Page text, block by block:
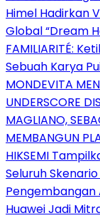
Himel Hadirkan
Global “Dream
FAMILIARITÉ:
Sebuah Karya
MONDEVITA
UNDERSCORE
MAGLIANO,
MEMBANGUN
HIKSEMI
Seluruh
Pengembangan
Huawei Jadi